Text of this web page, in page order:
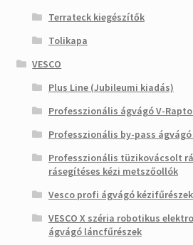
Terrateck kiegészítők
Tolikapa
VESCO
Plus Line (Jubileumi kiadás)
Professzionális ágvágó V-
Professzionális by-pass
Professzionális tüzikovácsolt
rásegítéses kézi metszőollók
Vesco profi ágvágó kézifűrészek
VESCO X széria robotikus
ágvágó láncfűrészek